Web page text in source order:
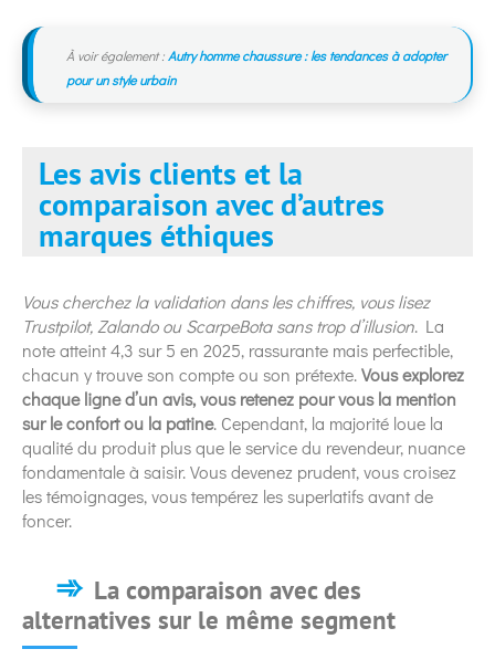
À voir également :Autry homme chaussure : les tendances à adopter
pour un style urbain
Les avis clients et la
comparaison avec d’autres
marques éthiques
Vous cherchez la validation dans les chiffres, vous lisez
Trustpilot, Zalando ou ScarpeBota sans trop d’illusion. La
note atteint 4,3 sur 5 en 2025, rassurante mais perfectible,
chacun y trouve son compte ou son prétexte.Vous explorez
chaque ligne d’un avis, vous retenez pour vous la mention
sur le confort ou la patine. Cependant, la majorité loue la
qualité du produit plus que le service du revendeur, nuance
fondamentale à saisir. Vous devenez prudent, vous croisez
les témoignages, vous tempérez les superlatifs avant de
foncer.
La comparaison avec des
alternatives sur le même segment